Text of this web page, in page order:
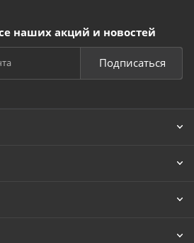
наших акций и новостей
Подписаться